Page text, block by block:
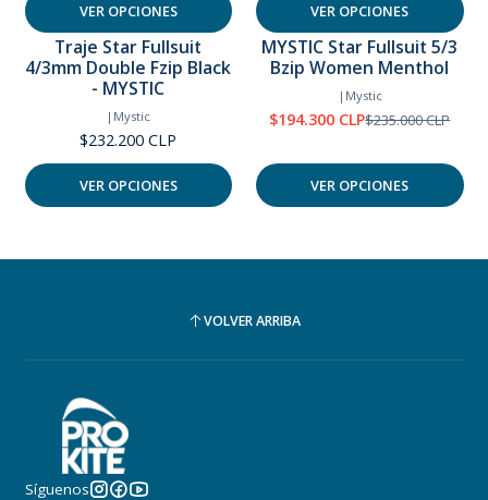
Back-zip
VER OPCIONES VER OPCIONES
Traje Star Fullsuit
4/3mm Double Fzip Black
- MYSTIC
| Mystic
$232.200 CLP
VER OPCIONES
-17%
OFF
MYSTIC Star Fullsuit 5/3
Bzip Women Menthol
| Mystic
$194.300 CLP$235.000 CLP
VER OPCIONES
VOLVER ARRIBA
Síguenos